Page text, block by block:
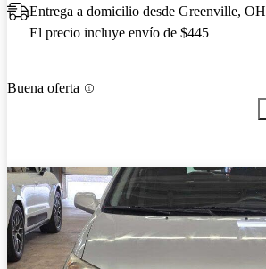
Entrega a domicilio desde Greenville, OH
El precio incluye envío de $445
Buena oferta